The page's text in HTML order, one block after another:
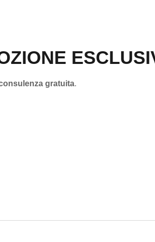
gratuita.